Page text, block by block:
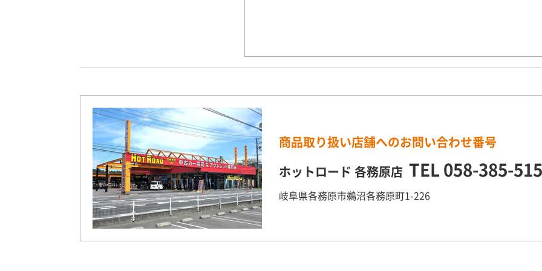
商品取り扱い店舗へのお問い合わせ番号
ホットロード 各務原店 TEL 058-385-
岐阜県各務原市鵜沼各務原町1-226